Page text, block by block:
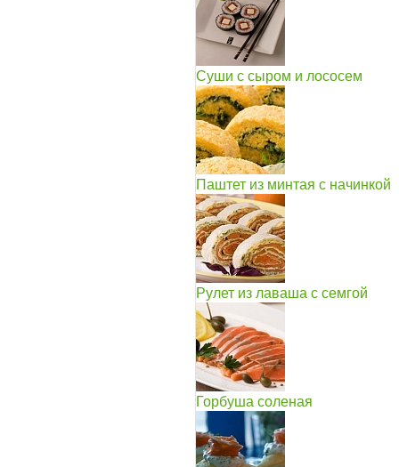
Суши с сыром и лососем
Паштет из минтая с начинкой
Рулет из лаваша с семгой
Горбуша соленая